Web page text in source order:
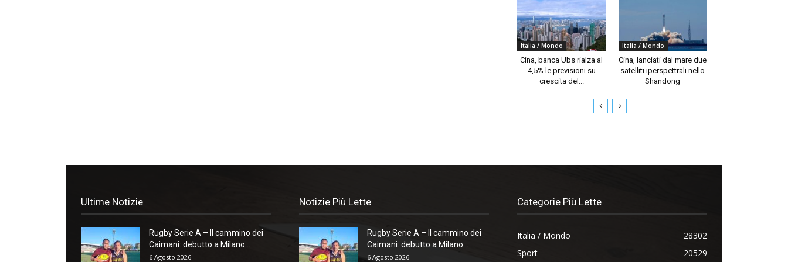
Italia / Mondo
Cina, banca Ubs rialza al
4,5% le previsioni su
crescita del...
Italia / Mondo
Cina, lanciati dal mare due
satelliti iperspettrali nello
Shandong
Ultime Notizie
Rugby Serie A – Il cammino dei
Caimani: debutto a Milano...
6 Agosto 2026
Notizie Più Lette
Rugby Serie A – Il cammino dei
Caimani: debutto a Milano...
6 Agosto 2026
Categorie Più Lette
Italia / Mondo
28302
Sport
20529